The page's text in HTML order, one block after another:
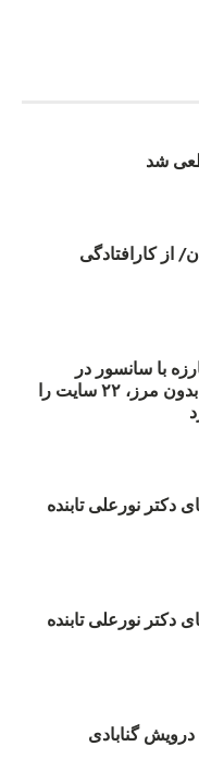
شد
از کارافتادگی
مبارزه با سانسور در
اینترنت: #آزادی هم‌آیند گزارشگران‌ بدون مرز، ۲۲ سایت را
دکتر نورعلی تابنده
دکتر نورعلی تابنده
گنابادی